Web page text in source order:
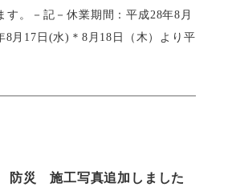
す。－記－休業期間：平成28年8月
8月17日(水)＊8月18日（木）より平
災 施工写真追加しました